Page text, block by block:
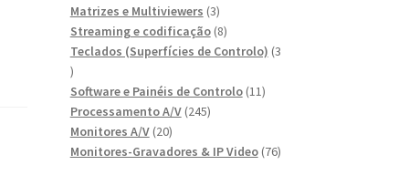
produtos
Matrizes e Multiviewers 33
produtos
Streaming e codificação 88
produtos
Teclados (Superfícies de Controlo) 3
3
produtos
Software e Painéis de Controlo 1111
Processamento A/V 245245
Monitores A/V 2020
produtos
Monitores-Gravadores & IP Video 7676